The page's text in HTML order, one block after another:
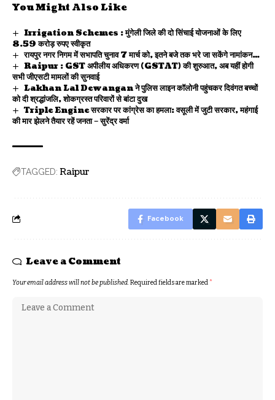
You Might Also Like
Irrigation Schemes : मुंगेली जिले की दो सिंचाई योजनाओं के लिए
8.59 करोड़ रुपए स्वीकृत
रायपुर नगर निगम में सभापति चुनाव 7 मार्च को, इतने बजे तक भरे जा सकेंगे नामांकन…
Raipur : GST अपीलीय अधिकरण (GSTAT) की शुरुआत, अब यहीं होगी
सभी जीएसटी मामलों की सुनवाई
Lakhan Lal Dewangan ने पुलिस लाइन कॉलोनी पहुंचकर दिवंगत बच्चों
को दी श्रद्धांजलि, शोकग्रस्त परिवारों से बांटा दुख
Triple Engine सरकार पर कांग्रेस का हमला: वसूली में जुटी सरकार, महंगाई
की मार झेलने तैयार रहें जनता – सुरेंद्र वर्मा
TAGGED: Raipur
Facebook
Leave a Comment
Your email address will not be published.Required fields are marked*